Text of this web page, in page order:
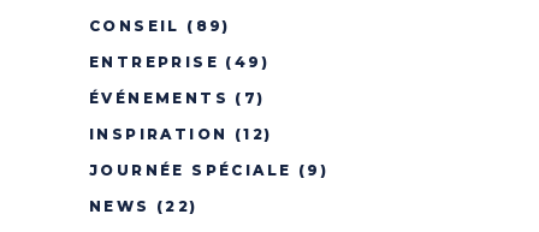
CONSEIL (89)
ENTREPRISE (49)
ÉVÉNEMENTS (7)
INSPIRATION
(12)
JOURNÉE SPÉCIALE (9)
NEWS
(22)